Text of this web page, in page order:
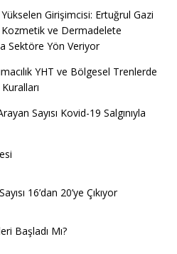
Yükselen Girişimcisi: Ertuğrul Gazi
Kozmetik ve Dermadelete
Sektöre Yön Veriyor
YHT ve Bölgesel Trenlerde
Sayısı Kovid-19 Salgınıyla
16’dan 20’ye Çıkıyor
Başladı Mı?